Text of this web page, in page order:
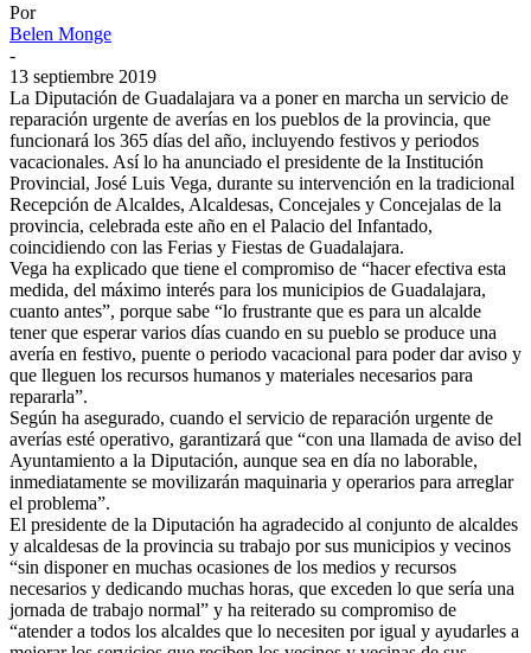
Por
Belen Monge
-
13 septiembre 2019
La Diputación de Guadalajara va a poner en marcha un servicio de
reparación urgente de averías en los pueblos de la provincia, que
funcionará los 365 días del año, incluyendo festivos y periodos
vacacionales. Así lo ha anunciado el presidente de la Institución
Provincial, José Luis Vega, durante su intervención en la tradicional
Recepción de Alcaldes, Alcaldesas, Concejales y Concejalas de la
provincia, celebrada este año en el Palacio del Infantado,
coincidiendo con las Ferias y Fiestas de Guadalajara.
Vega ha explicado que tiene el compromiso de “hacer efectiva esta
medida, del máximo interés para los municipios de Guadalajara,
cuanto antes”, porque sabe “lo frustrante que es para un alcalde
tener que esperar varios días cuando en su pueblo se produce una
avería en festivo, puente o periodo vacacional para poder dar aviso y
que lleguen los recursos humanos y materiales necesarios para
repararla”.
Según ha asegurado, cuando el servicio de reparación urgente de
averías esté operativo, garantizará que “con una llamada de aviso del
Ayuntamiento a la Diputación, aunque sea en día no laborable,
inmediatamente se movilizarán maquinaria y operarios para arreglar
el problema”.
El presidente de la Diputación ha agradecido al conjunto de alcaldes
y alcaldesas de la provincia su trabajo por sus municipios y vecinos
“sin disponer en muchas ocasiones de los medios y recursos
necesarios y dedicando muchas horas, que exceden lo que sería una
jornada de trabajo normal” y ha reiterado su compromiso de
“atender a todos los alcaldes que lo necesiten por igual y ayudarles a